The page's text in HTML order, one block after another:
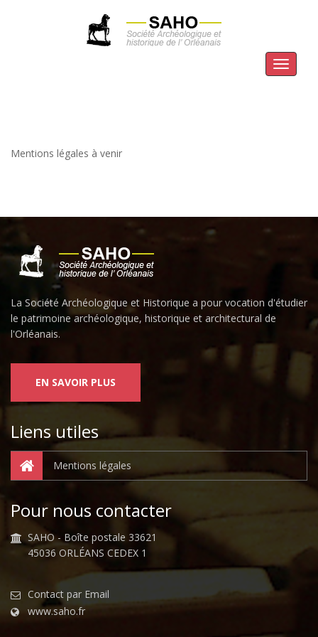
Menu
Mentions légales à venir
La Société Archéologique et Historique a pour vocation d'étudier
le patrimoine archéologique, historique et architectural de
l'Orléanais.
EN SAVOIR PLUS
Liens utiles
Mentions légales
Pour nous contacter
SAHO - Boîte postale 33621
45036 ORLÉANS CEDEX 1
Contact par Email
www.saho.fr